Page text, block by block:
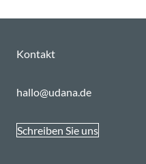
Kontakt
hallo@udana.de
Schreiben Sie uns